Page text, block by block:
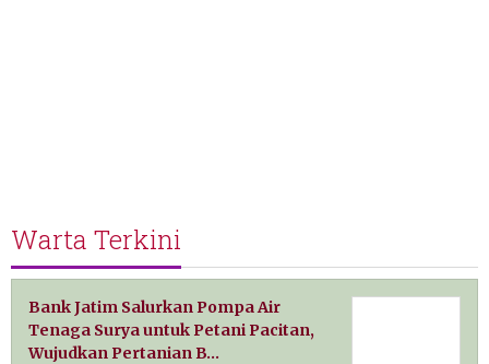
Warta Terkini
Bank Jatim Salurkan Pompa Air
Tenaga Surya untuk Petani Pacitan,
Wujudkan Pertanian B…